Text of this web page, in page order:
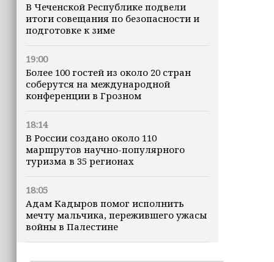
В Чеченской Республике подвели
итоги совещания по безопасности и
подготовке к зиме
19:00
Более 100 гостей из около 20 стран
соберутся на международной
конференции в Грозном
18:14
В России создано около 110
маршрутов научно-популярного
туризма в 35 регионах
18:05
Адам Кадыров помог исполнить
мечту мальчика, пережившего ужасы
войны в Палестине